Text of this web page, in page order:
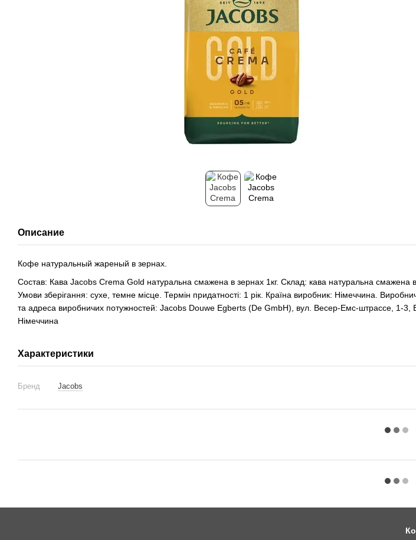
Описание
Кофе натуральный жареный в зернах.
Cостав: Кава Jacobs Crema Gold натуральна смажена в зернах 1кг. Склад: кава натуральна смажена в
Умови зберігання: сухе, темне місце. Термін придатності: 1 рік. Країна виробник: Німеччина.
та адреса виробничих потужностей: Jacobs Douwe Egberts (De GmbH), вул. Весер-Емс-штрассе, 1-3,
Німеччина
Характеристики
Бренд Jacobs